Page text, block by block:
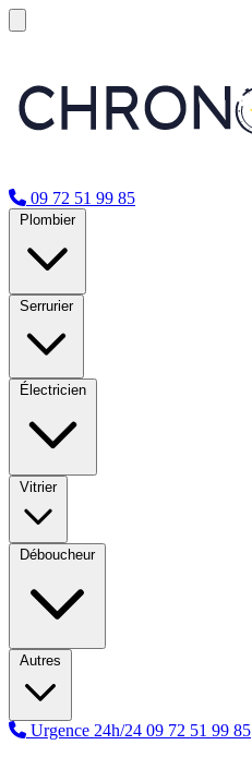
09 72 51 99 85
Plombier
Serrurier
Électricien
Vitrier
Déboucheur
Autres
Urgence 24h/24 09 72 51 99 85